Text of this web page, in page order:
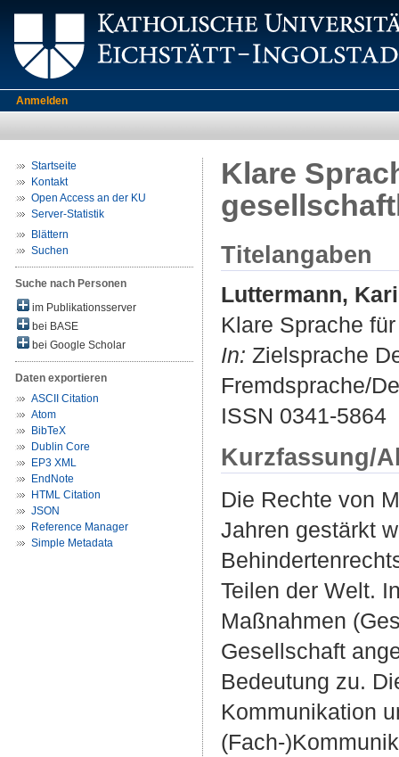
Anmelden
Startseite
Kontakt
Open Access an der KU
Server-Statistik
Blättern
Suchen
Suche nach Personen
im Publikationsserver
bei BASE
bei Google Scholar
Daten exportieren
ASCII Citation
Atom
BibTeX
Dublin Core
EP3 XML
EndNote
HTML Citation
JSON
Reference Manager
Simple Metadata
Klare
Titelangaben
Luttermann,
Klare Sprache
In: Zielsprache
Fremdsprache/
ISSN 0341-5864
Kurzfassung/
Die Rechte von
Jahren gestärkt
Teilen der Welt.
Maßnahmen
Gesellschaft
Bedeutung zu.
Kommunikation
(Fach-